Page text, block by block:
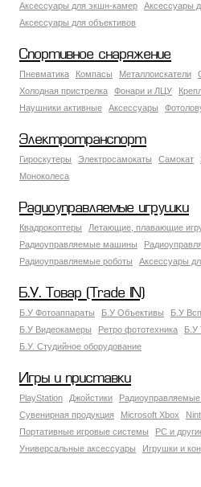
Аксессуары для экшн-камер
Аксессуары
Аксессуары для объективов
Спортивное снаряжение
Пневматика Компасы Металлоискатели
Холодная пристрелка
Фонари и ЛЦУ
Наушники активные
Аксессуары
Электротранспорт
Гироскутеры Электросамокаты Самокат
Моноколеса
Радиоуправляемые игрушки
Квадрокоптеры
Летающие, плавающие
Радиоуправляемые машины
Радиоуправляемые роботы
Аксессуары
Б.У. Товар (Trade IN)
Б.У Фотоаппараты Б.У Объективы Б.У
Б.У Видеокамеры
Ретро фототехника Б.У
Б.У. Студийное оборудование
Игры и приставки
PlayStation Джойстики
Сувенирная продукция
Microsoft Xbox
Портативные игровые системы
PC и
Универсальные аксессуары
Игрушки и